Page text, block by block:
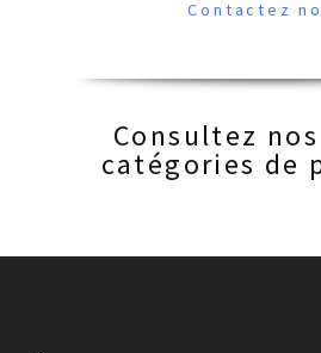
Contactez
Consultez
catégories de